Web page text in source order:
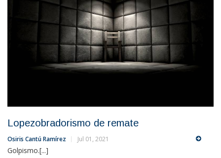
Lopezobradorismo de remate
Osiris Cantú Ramírez Jul 01, 2021
Golpismo.[...]